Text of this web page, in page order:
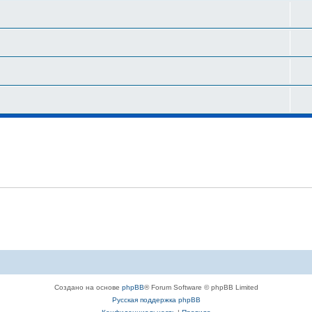
Создано на основе phpBB® Forum Software © phpBB Limited
Русская поддержка phpBB